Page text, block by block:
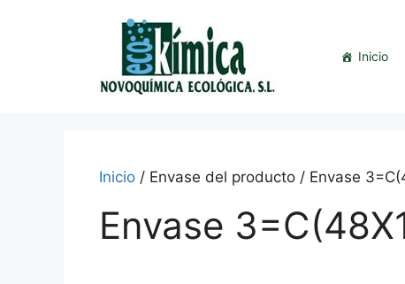
Inicio
Inicio / Envase del producto / Envase
Envase